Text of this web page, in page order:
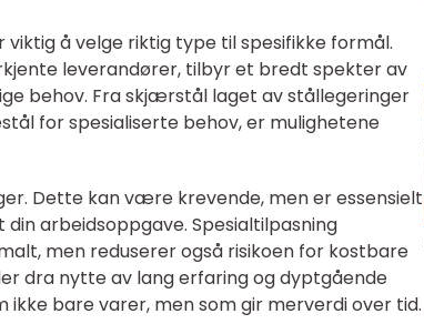
å velge riktig type til spesifikke formål.
leverandører, tilbyr et bredt spekter av
behov. Fra skjærstål laget av stållegeringer
for spesialiserte behov, er mulighetene
Dette kan være krevende, men er essensielt
arbeidsoppgave. Spesialtilpasning
men reduserer også risikoen for kostbare
dra nytte av lang erfaring og dyptgående
ikke bare varer, men som gir merverdi over tid.